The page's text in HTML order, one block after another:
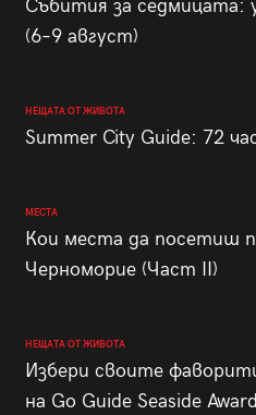
Събития за седмицата:
(6–9 август)
НЕЩАТА ОТ ЖИВОТА
Summer City Guide: 72
МЕСТА
Кои места да посетиш
Черноморие (Част II)
НЕЩАТА ОТ ЖИВОТА
Избери своите
на Go Guide Seaside